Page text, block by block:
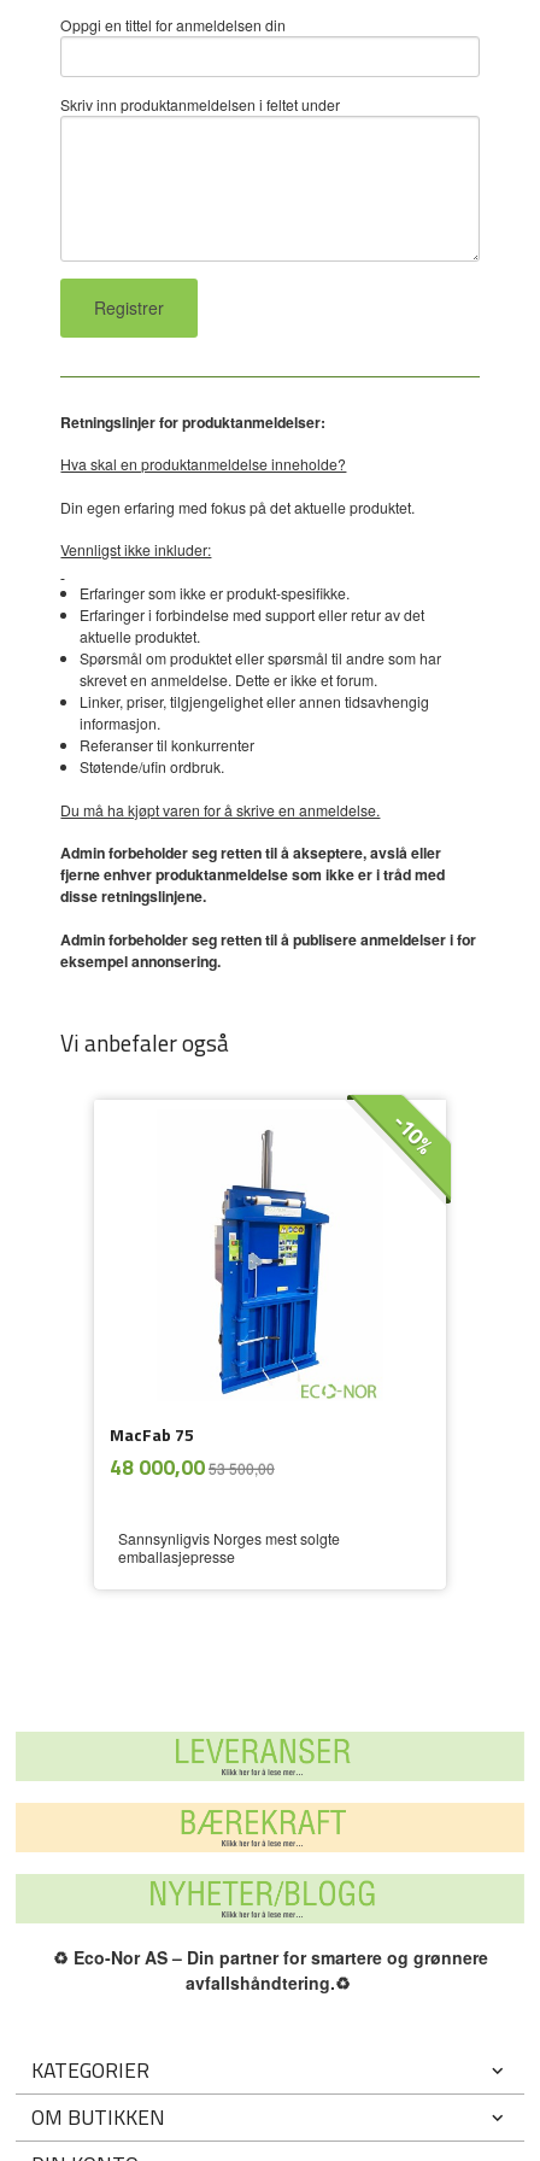
Oppgi en tittel for anmeldelsen din
Skriv inn produktanmeldelsen i feltet under
Retningslinjer for produktanmeldelser:
Hva skal en produktanmeldelse inneholde?
Din egen erfaring med fokus på det aktuelle produktet.
Vennligst ikke inkluder:
Erfaringer som ikke er produkt-spesifikke.
Erfaringer i forbindelse med support eller retur av det
aktuelle produktet.
Spørsmål om produktet eller spørsmål til andre som har
skrevet en anmeldelse. Dette er ikke et forum.
Linker, priser, tilgjengelighet eller annen tidsavhengig
informasjon.
Referanser til konkurrenter
Støtende/ufin ordbruk.
Du må ha kjøpt varen for å skrive en anmeldelse.
Admin forbeholder seg retten til å akseptere, avslå eller
fjerne enhver produktanmeldelse som ikke er i tråd med
disse retningslinjene.
Admin forbeholder seg retten til å publisere anmeldelser i for
eksempel annonsering.
Vi anbefaler også
MacFab 75
Tilbud
48 000,0053 500,00
-10%
mva.
Sannsynligvis Norges mest solgte
emballasjepresse
♻️ Eco-Nor AS – Din partner for smartere og grønnere
avfallshåndtering.♻️
KATEGORIER
OM BUTIKKEN